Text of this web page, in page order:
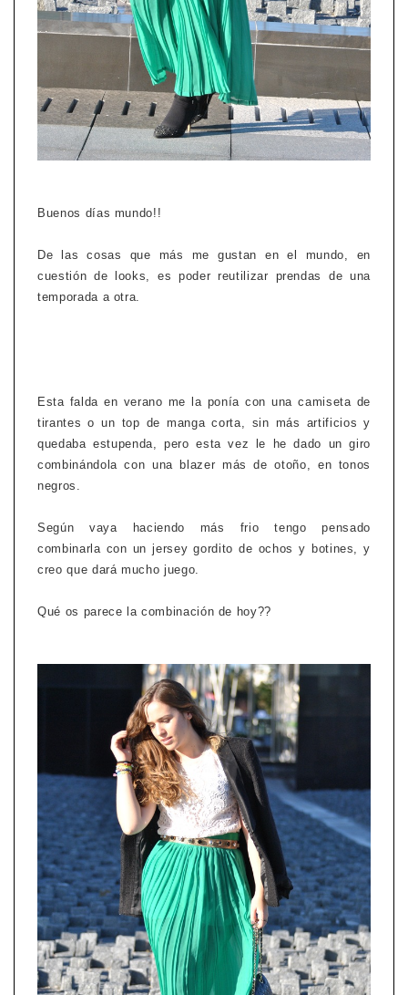
Buenos días mundo!!
De las cosas que más me gustan en el mundo, en
cuestión de looks, es poder reutilizar prendas de una
temporada a otra.
Esta falda en verano me la ponía con una camiseta de
tirantes o un top de manga corta, sin más artificios y
quedaba estupenda, pero esta vez le he dado un giro
combinándola con una blazer más de otoño, en tonos
negros.
Según vaya haciendo más frio tengo pensado
combinarla con un jersey gordito de ochos y botines, y
creo que dará mucho juego.
Qué os parece la combinación de hoy??